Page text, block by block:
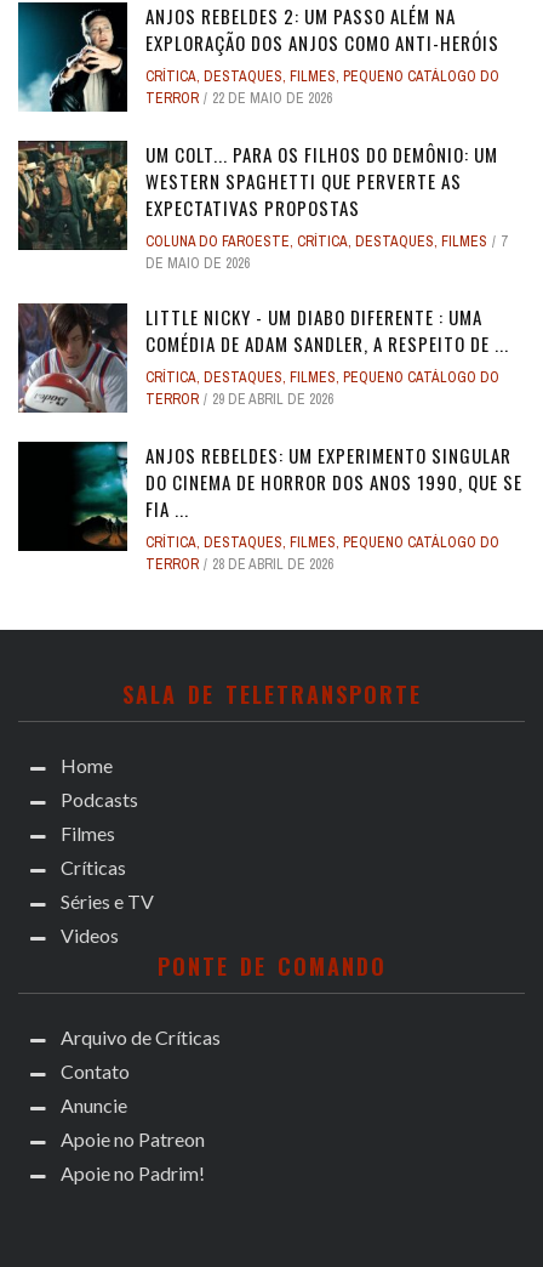
ANJOS REBELDES 2: UM PASSO ALÉM NA
EXPLORAÇÃO DOS ANJOS COMO ANTI-HERÓIS
CRÍTICA, DESTAQUES, FILMES, PEQUENO CATÁLOGO DO
TERROR
22 DE MAIO DE 2026
UM COLT... PARA OS FILHOS DO DEMÔNIO: UM
WESTERN SPAGHETTI QUE PERVERTE AS
EXPECTATIVAS PROPOSTAS
COLUNA DO FAROESTE, CRÍTICA, DESTAQUES, FILMES
7
DE MAIO DE 2026
LITTLE NICKY - UM DIABO DIFERENTE : UMA
COMÉDIA DE ADAM SANDLER, A RESPEITO DE ...
CRÍTICA, DESTAQUES, FILMES, PEQUENO CATÁLOGO DO
TERROR
29 DE ABRIL DE 2026
ANJOS REBELDES: UM EXPERIMENTO SINGULAR
DO CINEMA DE HORROR DOS ANOS 1990, QUE SE
FIA ...
CRÍTICA, DESTAQUES, FILMES, PEQUENO CATÁLOGO DO
TERROR
28 DE ABRIL DE 2026
SALA DE TELETRANSPORTE
Home
Podcasts
Filmes
Críticas
Séries e TV
Videos
PONTE DE COMANDO
Arquivo de Críticas
Contato
Anuncie
Apoie no Patreon
Apoie no Padrim!